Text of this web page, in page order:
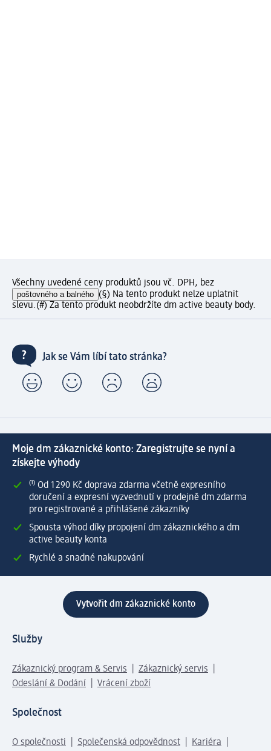
Všechny uvedené ceny produktů jsou vč. DPH, bez
poštovného a balného (§) Na tento produkt nelze uplatnit
slevu.(#) Za tento produkt neobdržíte dm active beauty body.
Jak se Vám líbí tato stránka?
Moje dm zákaznické konto: Zaregistrujte se nyní a
získejte výhody
⁽¹⁾ Od 1 290 Kč doprava zdarma včetně expresního
doručení a expresní vyzvednutí v prodejně dm zdarma
pro registrované a přihlášené zákazníky
Spousta výhod díky propojení dm zákaznického a dm
active beauty konta
Rychlé a snadné nakupování
Vytvořit dm zákaznické konto
Služby
Zákaznický program & Servis
Zákaznický servis
Odeslání & Dodání
Vrácení zboží
Společnost
O společnosti Společenská odpovědnost
Kariéra